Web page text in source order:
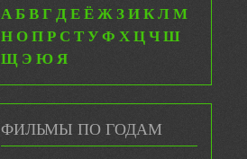
А Б В Г Д Е Ё Ж З И К Л М
Н О П Р С Т У Ф Х Ц Ч Ш
Щ Э Ю Я
ФИЛЬМЫ ПО ГОДАМ